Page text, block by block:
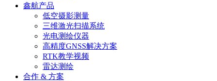
鑫航产品
低空摄影测量
三维激光扫描系统
光电测绘仪器
高精度GNSS解决方案
RTK教学视频
雷达测绘
合作 & 方案